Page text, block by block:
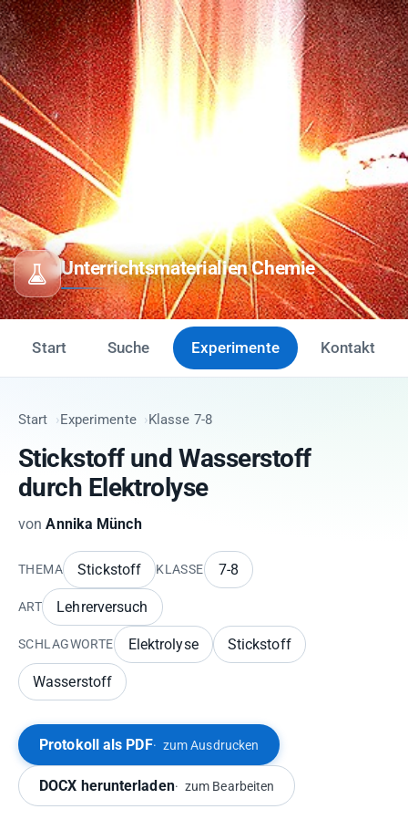
Unterrichtsmaterialien Chemie
Start Suche Experimente Kontakt
Start Experimente Klasse 7-8
Stickstoff und Wasserstoff
durch Elektrolyse
vonAnnika Münch
THEMA Stickstoff KLASSE 7-8
ART Lehrerversuch
SCHLAGWORTE Elektrolyse Stickstoff
Wasserstoff
Protokoll als PDF zum Ausdrucken
DOCX herunterladen zum Bearbeiten